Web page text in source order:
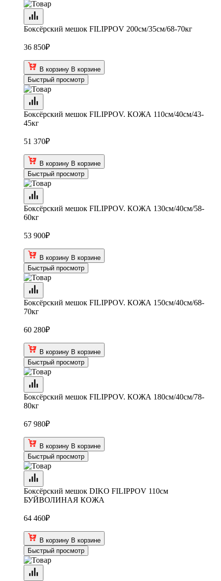
Боксёрский мешок FILIPPOV 200см/35см/68-70кг
36 850₽
В корзину В корзине
Быстрый просмотр
Боксёрский мешок FILIPPOV. КОЖА 110см/40см/43-
45кг
51 370₽
В корзину В корзине
Быстрый просмотр
Боксёрский мешок FILIPPOV. КОЖА 130см/40см/58-
60кг
53 900₽
В корзину В корзине
Быстрый просмотр
Боксёрский мешок FILIPPOV. КОЖА 150см/40см/68-
70кг
60 280₽
В корзину В корзине
Быстрый просмотр
Боксёрский мешок FILIPPOV. КОЖА 180см/40см/78-
80кг
67 980₽
В корзину В корзине
Быстрый просмотр
Боксёрский мешок DIKO FILIPPOV 110см
БУЙВОЛИНАЯ КОЖА
64 460₽
В корзину В корзине
Быстрый просмотр